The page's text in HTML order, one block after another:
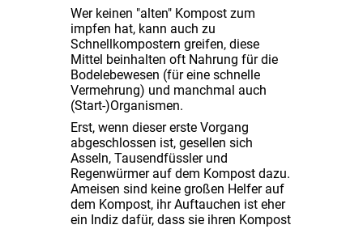
Wer keinen "alten" Kompost zum
impfen hat, kann auch zu
Schnellkompostern greifen, diese
Mittel beinhalten oft Nahrung für die
Bodelebewesen (für eine schnelle
Vermehrung) und manchmal auch
(Start-)Organismen.
Erst, wenn dieser erste Vorgang
abgeschlossen ist, gesellen sich
Asseln, Tausendfüssler und
Regenwürmer auf dem Kompost dazu.
Ameisen sind keine großen Helfer auf
dem Kompost, ihr Auftauchen ist eher
ein Indiz dafür, dass sie ihren Kompost